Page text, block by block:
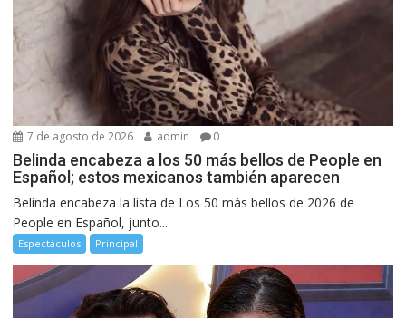
7 de agosto de 2026 admin 0
Belinda encabeza a los 50 más bellos de People en
Español; estos mexicanos también aparecen
Belinda encabeza la lista de Los 50 más bellos de 2026 de
People en Español, junto...
Espectáculos Principal